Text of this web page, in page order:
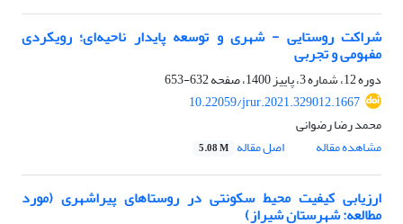
شراکت روستایی - شهری و توسعه پایدار ناحیه‌ای؛ رویکردی
مفهومی و تجربی
دوره 12، شماره 3، پاییز 1400، صفحه
632-653
10.22059/jrur.2021.329012.1667
محمد رضا رضوانی
مشاهده مقاله
اصل مقاله 5.08 M
ارزیابی کیفیت محیط سکونتی در روستاهای پیراشهری (مورد
مطالعه: شهرستان شیراز)